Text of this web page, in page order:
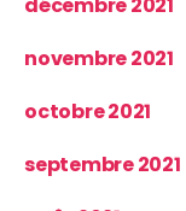
novembre 2021
octobre 2021
septembre 2021